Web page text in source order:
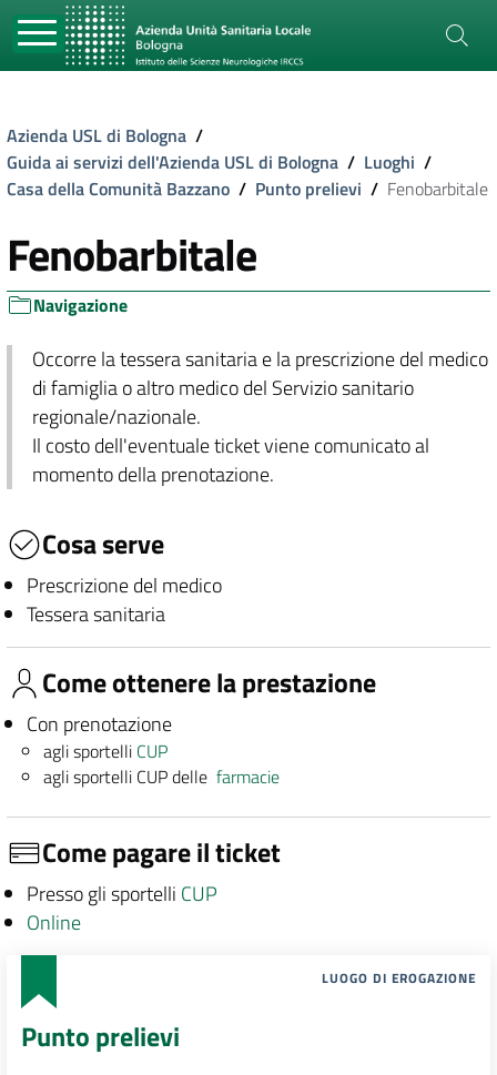
Azienda USL di Bologna /
Guida ai servizi dell'Azienda USL di Bologna / Luoghi /
Casa della Comunità Bazzano / Punto prelievi / Fenobarbitale
Fenobarbitale
Navigazione
Occorre la tessera sanitaria e la prescrizione del medico
di famiglia o altro medico del Servizio sanitario
regionale/nazionale.
Il costo dell'eventuale ticket viene comunicato al
momento della prenotazione.
Cosa serve
Prescrizione del medico
Tessera sanitaria
Come ottenere la prestazione
Con prenotazione
agli sportelli CUP
agli sportelli CUP dellefarmacie
Come pagare il ticket
Presso gli sportelli CUP
Online
LUOGO DI EROGAZIONE
Punto prelievi